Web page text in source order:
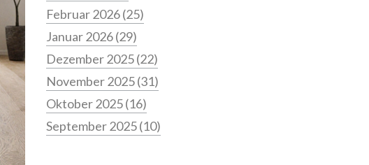
Februar 2026(25)
Januar 2026(29)
Dezember 2025(22)
November 2025(31)
Oktober 2025(16)
September 2025(10)